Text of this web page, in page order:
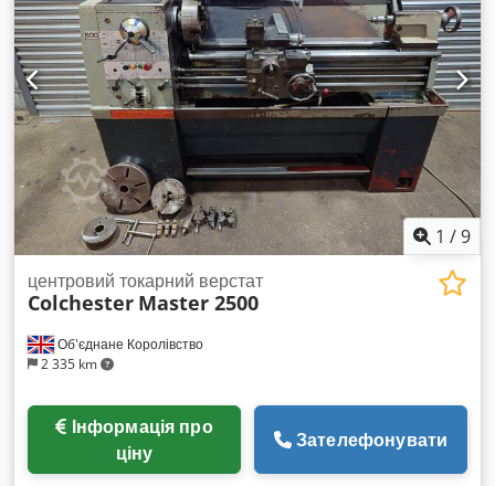
1 /9
Об'єднане Королівство
2 335 km
центровий токарний верстат
Colchester Master 2500
ціну
Зателефонувати